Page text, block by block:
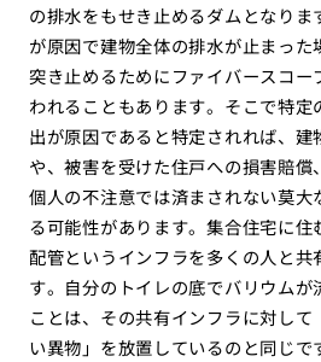
の排水をもせき止めるダムとなり
が原因で建物全体の排水が止まっ
突き止めるためにファイバースコ
われることもあります。そこで特
出が原因であると特定されれば、建
や、被害を受けた住戸への損害賠償
個人の不注意では済まされない莫
る可能性があります。集合住宅に
配管というインフラを多くの人と
す。自分のトイレの底でバリウム
ことは、その共有インフラに対し
い異物」を放置しているのと同じ